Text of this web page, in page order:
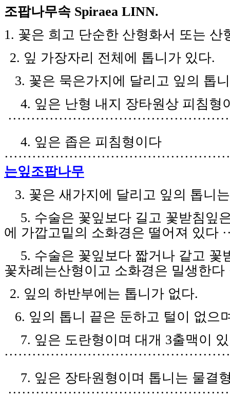
조팝나무속 Spiraea LINN.
1. 꽃은 희고 단순한 산형화서 또는 산
2. 잎 가장자리 전체에 톱니가 있다.
3. 꽃은 묵은가지에 달리고 잎의 톱
4. 잎은 난형 내지 장타원상 피침형
················································
4. 잎은 좁은 피침형이다
···············································
는잎조팝나무
3. 꽃은 새가지에 달리고 잎의 톱니
5. 수술은 꽃잎보다 길고 꽃받침잎
에 가깝고밑의 소화경은 떨어져 있다 ·
5. 수술은 꽃잎보다 짧거나 같고
꽃차례는산형이고 소화경은 밀생한다
2. 잎의 하반부에는 톱니가 없다.
6. 잎의 톱니 끝은 둔하고 털이 없으
7. 잎은 도란형이며 대개 3출맥이
················································
7. 잎은 장타원형이며 톱니는 물결
··············································